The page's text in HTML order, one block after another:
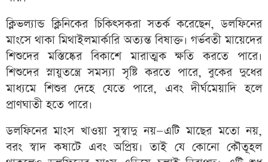
ক্লিভল্যান্ড ক্লিনিকের চিকিৎসকরা সতর্ক করেছেন, ডলফিনের
মাংসে থাকা মিথাইলমার্কারি অত্যন্ত বিষাক্ত। গর্ভবতী মায়েদের
শিশুদের মস্তিষ্কের বিকাশে মারাত্মক ক্ষতি করতে পারে।
শিশুদের স্নায়ুতন্ত্রে সমস্যা সৃষ্টি করতে পারে, বুকের দুধের
মাধ্যমে শিশুর দেহে যেতে পারে, এবং দীর্ঘমেয়াদি হলে
প্রাণঘাতী হতে পারে।
ডলফিনের মাংস খাওয়া সুস্বাদু নয়—এটি মাছের মতো নয়,
বরং স্বাদ কষাটে এবং অপ্রিয়। তাই যে কোনো কৌতূহল